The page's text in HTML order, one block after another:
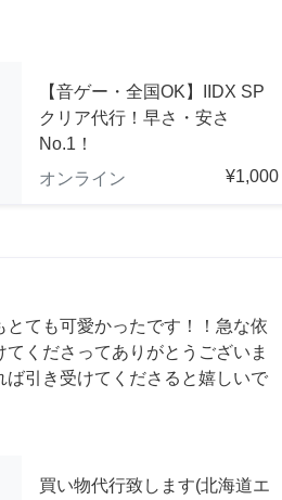
【音ゲー・全国OK】IIDX SP
クリア代行！早さ・安さ
No.1！
オンライン
¥1,000
ても可愛かったです！！急な依
くださってありがとうございま
ば引き受けてくださると嬉しいで
買い物代行致します(北海道エ